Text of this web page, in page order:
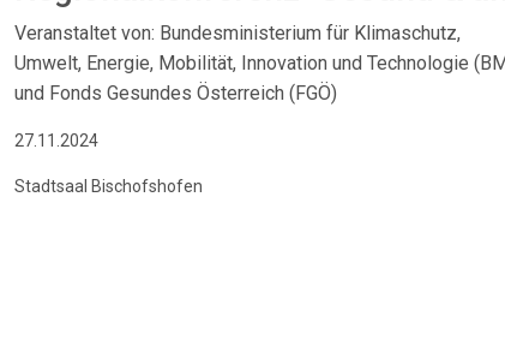
Veranstaltet von: Bundesministerium für Klimaschutz,
Umwelt, Energie, Mobilität, Innovation und Technologie
und Fonds Gesundes Österreich (FGÖ)
27.11.2024
Stadtsaal Bischofshofen